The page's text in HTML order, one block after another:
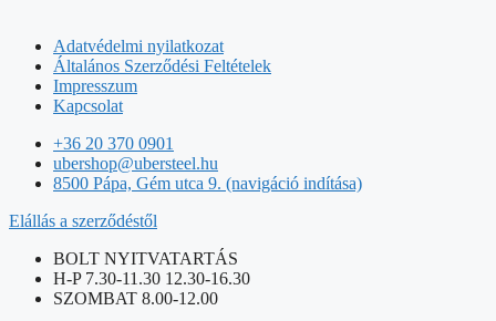
Adatvédelmi nyilatkozat
Általános Szerződési Feltételek
Impresszum
Kapcsolat
+36 20 370 0901
ubershop@ubersteel.hu
8500 Pápa, Gém utca 9. (navigáció indítása)
Elállás a szerződéstől
BOLT NYITVATARTÁS
H-P 7.30-11.30 12.30-16.30
SZOMBAT 8.00-12.00